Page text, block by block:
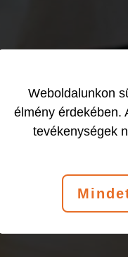
Weboldalunkon
élmény érdekében.
tevékenységek